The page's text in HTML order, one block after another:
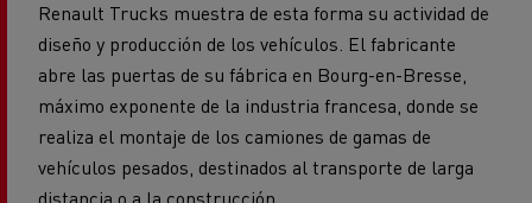
abre las puertas de su fábrica en Bourg-en-Bresse,
máximo exponente de la industria francesa, donde se
realiza el montaje de los camiones de gamas de
vehículos pesados, destinados al transporte de larga
distancia o a la construcción.